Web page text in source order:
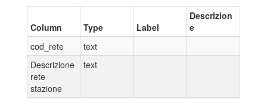
Column Type Label
Descrizion
e
cod_rete
text
Descrizione
rete
stazione
text